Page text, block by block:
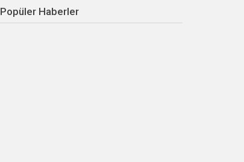
Popüler Haberler